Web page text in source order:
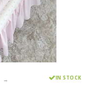
IN STOCK